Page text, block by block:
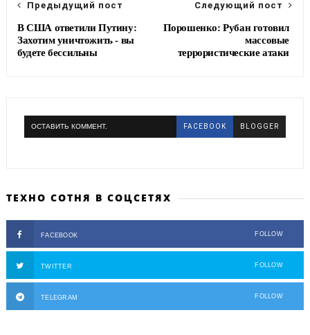
Следующий пост
Порошенко: Рубан готовил
массовые
террористические атаки
Предыдущий пост
В США ответили Путину:
Захотим уничтожить - вы
будете бессильны
ОСТАВИТЬ КОММЕНТ. FACEBOOK BLOGGER
ТЕХНО СОТНЯ В СОЦСЕТЯХ
FACEBOOK FOLLOW
TWITTER FOLLOW
TELEGRAM FOLLOW